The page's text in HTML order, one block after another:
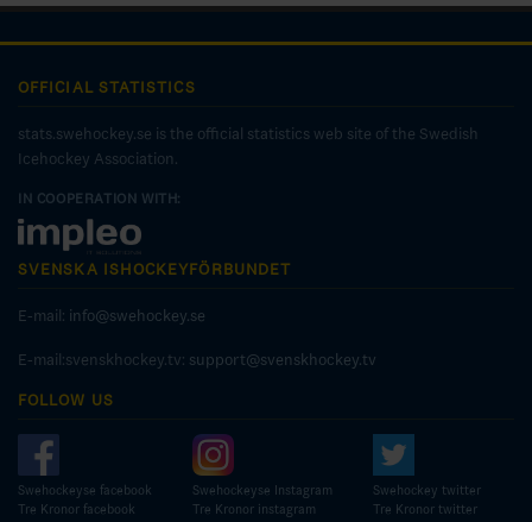
OFFICIAL STATISTICS
stats.swehockey.se is the official statistics web site of the Swedish
Icehockey Association.
IN COOPERATION WITH:
SVENSKA ISHOCKEYFÖRBUNDET
E-mail: info@swehockey.se
E-mail:svenskhockey.tv: support@svenskhockey.tv
FOLLOW US
Swehockeyse facebook
Tre Kronor facebook
Swehockeyse Instagram
Tre Kronor instagram
Swehockey twitter
Tre Kronor twitter